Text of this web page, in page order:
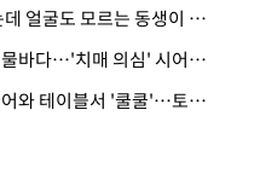
· "20년 병수발했는데 얼굴도 모르는 동생이 유산 절반을"…배다른 형제 상속권 있을까
· 냄비 태우고 욕실 물바다…'치매 의심' 시어머니 검사 권유했다가 '날벼락'
· 새벽 식당 몰래 들어와 테이블서 '쿨쿨'…토사물 남기고 사라진 남성